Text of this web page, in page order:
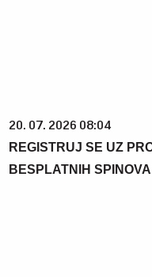
20. 07. 2026 08:04
REGISTRUJ SE UZ
BESPLATNIH SPINOVA